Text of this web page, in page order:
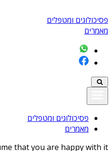
פסיכולוגים ומטפלים
מאמרים
פסיכולוגים ומטפלים
מאמרים
that you are happy with it